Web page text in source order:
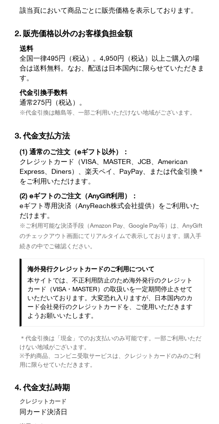
該当頁において商品ごとに販売価格を表示しております。
2. 販売価格以外のお客様負担金額
送料
全国一律495円（税込）。4,950円（税込）以上ご購入の場
合は送料無料。なお、配送は日本国内に限らせていただきま
す。
代金引換手数料
通常275円（税込）。
※代金引換は離島等、一部ご利用いただけない地域がございます。
3. 代金支払方法
(1) 通常のご注文（eギフト以外）：
クレジットカード（VISA、MASTER、JCB、American
Express、Diners）、楽天ペイ、PayPay、または代金引換＊
をご利用いただけます。
(2) eギフトのご注文（AnyGift利用）：
eギフト専用決済（AnyReach株式会社提供）をご利用いた
だけます。
※ご利用可能な決済手段（Amazon Pay、Google Pay等）は、AnyGift
のチェックアウト画面にてリアルタイムで表示しております。購入手
続きの中でご確認ください。
海外発行クレジットカードのご利用について
本サイトでは、不正利用防止のため海外発行のクレジット
カード（VISA・MASTER）の取扱いを一定期間停止させて
いただいております。大変恐れ入りますが、日本国内のカ
ード会社発行のクレジットカードを、ご使用いただきます
ようお願いいたします。
＊代金引換は「現金」でのお支払いのみ可能です。一部ご利用いただ
けない地域がございます。
※予約商品、コンビニ受取サービスは、クレジットカードのみのご利
用に限らせていただきます。
4. 代金支払時期
クレジットカード
同カード決済日